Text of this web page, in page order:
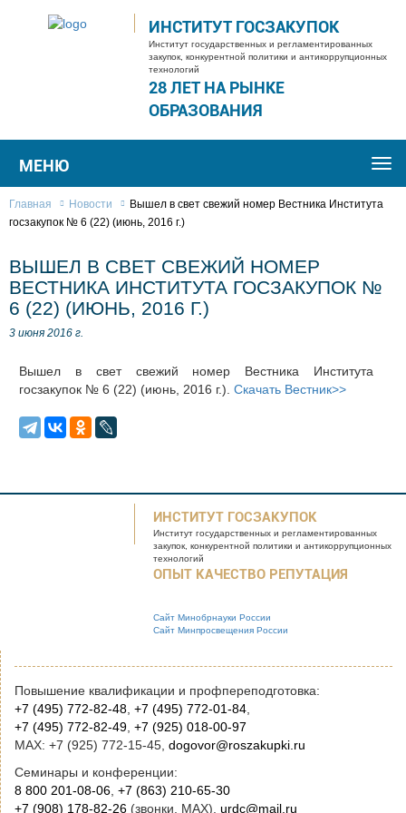
ИНСТИТУТ ГОСЗАКУПОК
Институт государственных и регламентированных
закупок, конкурентной политики и антикоррупционных
технологий
28 ЛЕТ НА РЫНКЕ
ОБРАЗОВАНИЯ
МЕНЮ
Главная Новости
Вышел в свет свежий номер Вестника Института
госзакупок № 6 (22) (июнь, 2016 г.)
ВЫШЕЛ В СВЕТ СВЕЖИЙ НОМЕР
ВЕСТНИКА ИНСТИТУТА ГОСЗАКУПОК №
6 (22) (ИЮНЬ, 2016 Г.)
3 июня 2016 г.
Вышел в свет свежий номер Вестника Института
госзакупок № 6 (22) (июнь, 2016 г.). Скачать Вестник>>
ИНСТИТУТ ГОСЗАКУПОК
Институт государственных и регламентированных
закупок, конкурентной политики и антикоррупционных
технологий
ОПЫТ КАЧЕСТВО РЕПУТАЦИЯ
Сайт Минобрнауки России
Сайт Минпросвещения России
Повышение квалификации и профпереподготовка:
+7 (495) 772-82-48, +7 (495) 772-01-84,
+7 (495) 772-82-49, +7 (925) 018-00-97
MAX: +7 (925) 772-15-45, dogovor@roszakupki.ru
Семинары и конференции:
8 800 201-08-06, +7 (863) 210-65-30
+7 (908) 178-82-26 (звонки, MAX), urdc@mail.ru